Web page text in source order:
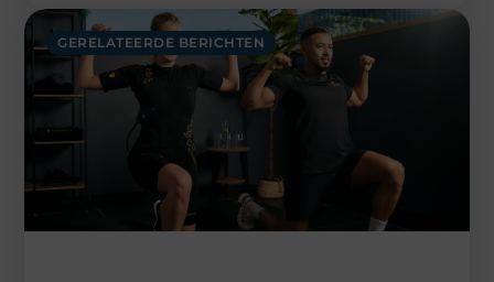
GERELATEERDE BERICHTEN